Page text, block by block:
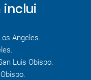
inclui
Angeles.
Luis Obispo.